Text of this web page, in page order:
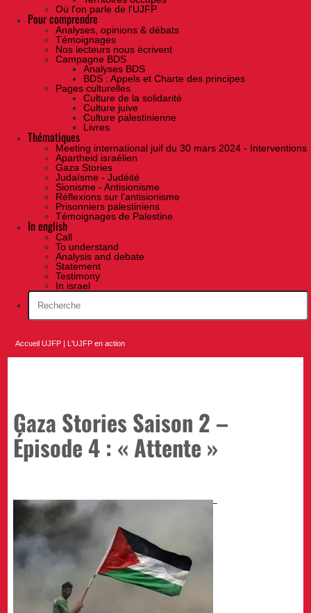
Où l'on parle de l'UJFP
Pour comprendre
Analyses, opinions & débats
Témoignages
Nos lecteurs nous écrivent
Campagne BDS
Analyses BDS
BDS : Appels et Charte des principes
Pages culturelles
Culture de la solidarité
Culture juive
Culture palestinienne
Livres
Thématiques
Meeting international juif du 30 mars 2024 - Interventions
Apartheid israélien
Gaza Stories
Judaïsme - Judéité
Sionisme - Antisionisme
Réflexions sur l’antisionisme
Prisonniers palestiniens
Témoignages de Palestine
In english
Call
To understand
Analysis and debate
Statement
Testimony
In israel
Accueil UJFP L'UJFP en action
Gaza Stories Saison 2 –
Épisode 4 : « Attente »